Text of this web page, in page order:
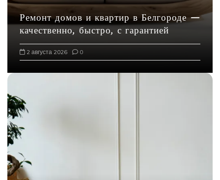
м
Ремонт домов и квартир в Белгороде —
качественно, быстро, с гарантией
2 августа 2026 0